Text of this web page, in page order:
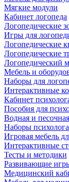
Мягкие модули
Кабинет логопеда
Логопедические
Игры для
Логопедические
Логопедические
Логопедический
Мебель и
Наборы для
Интерактивные
Кабинет
Пособия для
Водная и
Наборы психолога
Игровая мебель
Интерактивные
Тесты и методики
Развивающие
Медицинский